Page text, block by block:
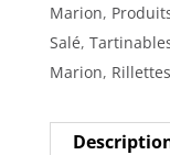
Marion,
Salé,
Marion,